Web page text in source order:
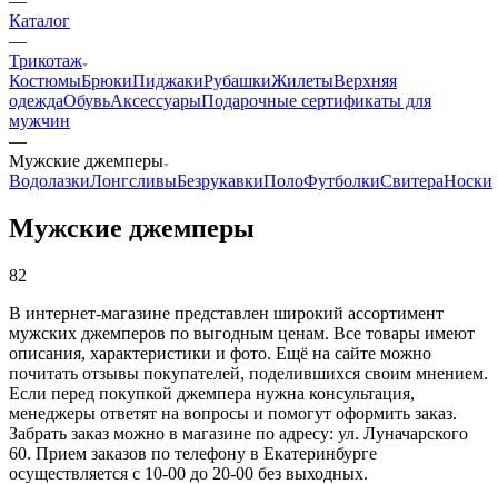
Каталог
—
Трикотаж
КостюмыБрюкиПиджакиРубашкиЖилетыВерхняя
одеждаОбувьАксессуарыПодарочные сертификаты для
мужчин
—
Мужские джемперы
ВодолазкиЛонгсливыБезрукавкиПолоФутболкиСвитераНоски
Мужские джемперы
82
В интернет-магазине представлен широкий ассортимент
мужских джемперов по выгодным ценам. Все товары имеют
описания, характеристики и фото. Ещё на сайте можно
почитать отзывы покупателей, поделившихся своим мнением.
Если перед покупкой джемпера нужна консультация,
менеджеры ответят на вопросы и помогут оформить заказ.
Забрать заказ можно в магазине по адресу: ул. Луначарского
60. Прием заказов по телефону в Екатеринбурге
осуществляется с 10-00 до 20-00 без выходных.